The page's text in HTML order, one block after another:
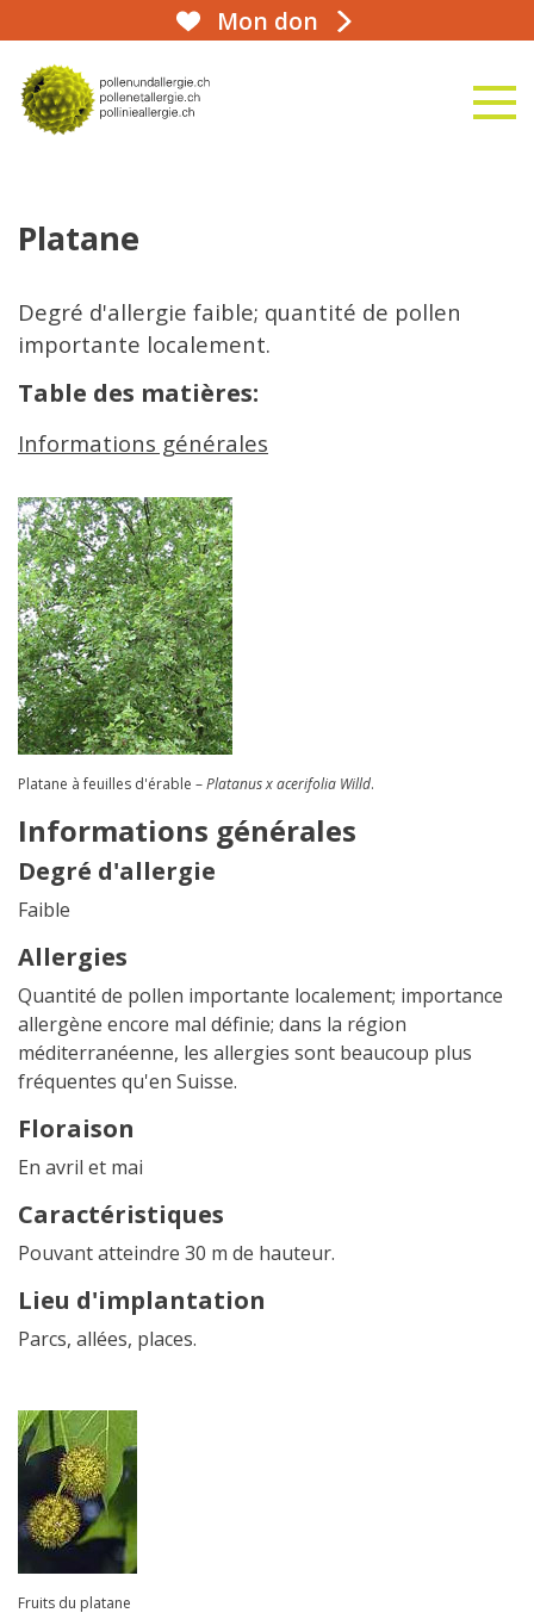
Mon don
aha!infoline 031 359 90 50
Platane
Degré d'allergie faible; quantité de pollen
importante localement.
Table des matières:
Informations générales
Platane à feuilles d'érable –Platanus x acerifolia Willd.
Informations générales
Degré d'allergie
Faible
Allergies
Quantité de pollen importante localement; importance
allergène encore mal définie; dans la région
méditerranéenne, les allergies sont beaucoup plus
fréquentes qu'en Suisse.
Floraison
En avril et mai
Caractéristiques
Pouvant atteindre 30 m de hauteur.
Lieu d'implantation
Parcs, allées, places.
Fruits du platane